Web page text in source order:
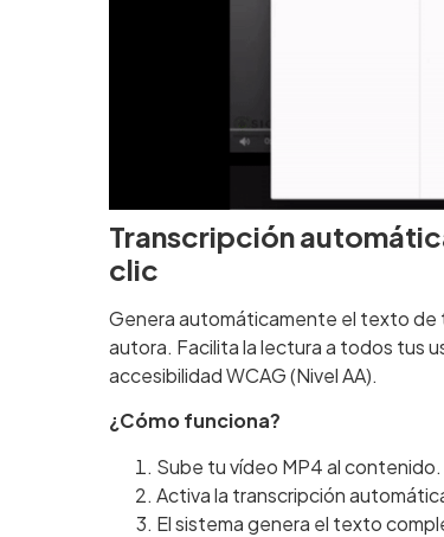
Transcripción
clic
Genera automáticamente el texto de
autora. Facilita la lectura a todos tus
accesibilidad WCAG (Nivel AA).
¿Cómo funciona?
Sube tu vídeo MP4 al contenido.
Activa la transcripción
El sistema genera el texto